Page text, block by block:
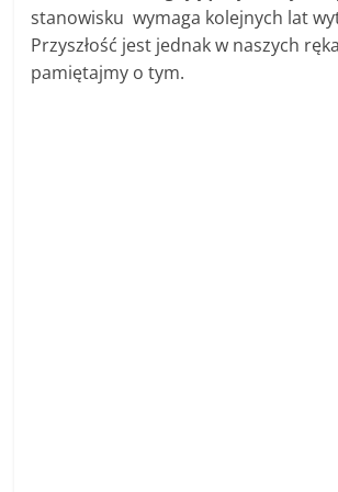
stanowisku wymaga kolejnych lat
Przyszłość jest jednak w naszych
pamiętajmy o tym.